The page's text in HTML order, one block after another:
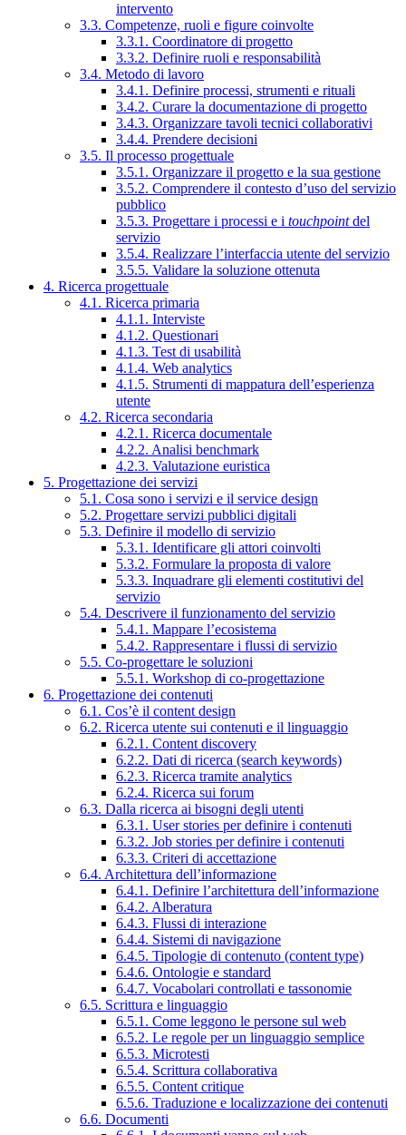
intervento
3.3. Competenze, ruoli e figure coinvolte
3.3.1. Coordinatore di progetto
3.3.2. Definire ruoli e responsabilità
3.4. Metodo di lavoro
3.4.1. Definire processi, strumenti e rituali
3.4.2. Curare la documentazione di progetto
3.4.3. Organizzare tavoli tecnici collaborativi
3.4.4. Prendere decisioni
3.5. Il processo progettuale
3.5.1. Organizzare il progetto e la sua gestione
3.5.2. Comprendere il contesto d’uso del servizio
pubblico
3.5.3. Progettare i processi e i touchpointdel
servizio
3.5.4. Realizzare l’interfaccia utente del servizio
3.5.5. Validare la soluzione ottenuta
4. Ricerca progettuale
4.1. Ricerca primaria
4.1.1. Interviste
4.1.2. Questionari
4.1.3. Test di usabilità
4.1.4. Web analytics
4.1.5. Strumenti di mappatura dell’esperienza
utente
4.2. Ricerca secondaria
4.2.1. Ricerca documentale
4.2.2. Analisi benchmark
4.2.3. Valutazione euristica
5. Progettazione dei servizi
5.1. Cosa sono i servizi e il service design
5.2. Progettare servizi pubblici digitali
5.3. Definire il modello di servizio
5.3.1. Identificare gli attori coinvolti
5.3.2. Formulare la proposta di valore
5.3.3. Inquadrare gli elementi costitutivi del
servizio
5.4. Descrivere il funzionamento del servizio
5.4.1. Mappare l’ecosistema
5.4.2. Rappresentare i flussi di servizio
5.5. Co-progettare le soluzioni
5.5.1. Workshop di co-progettazione
6. Progettazione dei contenuti
6.1. Cos’è il content design
6.2. Ricerca utente sui contenuti e il linguaggio
6.2.1. Content discovery
6.2.2. Dati di ricerca (search keywords)
6.2.3. Ricerca tramite analytics
6.2.4. Ricerca sui forum
6.3. Dalla ricerca ai bisogni degli utenti
6.3.1. User stories per definire i contenuti
6.3.2. Job stories per definire i contenuti
6.3.3. Criteri di accettazione
6.4. Architettura dell’informazione
6.4.1. Definire l’architettura dell’informazione
6.4.2. Alberatura
6.4.3. Flussi di interazione
6.4.4. Sistemi di navigazione
6.4.5. Tipologie di contenuto (content type)
6.4.6. Ontologie e standard
6.4.7. Vocabolari controllati e tassonomie
6.5. Scrittura e linguaggio
6.5.1. Come leggono le persone sul web
6.5.2. Le regole per un linguaggio semplice
6.5.3. Microtesti
6.5.4. Scrittura collaborativa
6.5.5. Content critique
6.5.6. Traduzione e localizzazione dei contenuti
6.6. Documenti